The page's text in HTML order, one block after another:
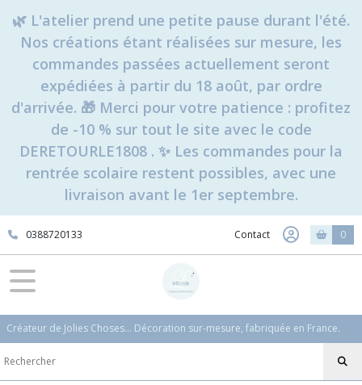
🌿 L'atelier prend une petite pause durant l'été.
Nos créations étant réalisées sur mesure, les
commandes passées actuellement seront
expédiées à partir du 18 août, par ordre
d'arrivée. 🎁 Merci pour votre patience : profitez
de -10 % sur tout le site avec le code
DERETOURLE1808 . ✨ Les commandes pour la
rentrée scolaire restent possibles, avec une
livraison avant le 1er septembre.
0388720133 Contact 0
Créateur de Jolies Choses... Décoration sur-mesure, fabriquée en France.
Fermer
FILTRES
Tous
les
Fêtes
Idées
Fête
des
Mères
Afficher
les